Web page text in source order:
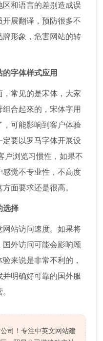
区和语言的差别造成误
展翻译，预防很多不
牌形象，危害网站的转
字体样式应用
常见的是宋体，大家
合起來的，宋体字用
可能影响到客户体验
要以罗马字体开展设
户浏览习惯性，如果不
感觉不专业性，不高度
面要求还是很高。
选择
站访问速度。如果将
外访问可能会影响顾
来说是非常不利的，
明确好可靠的国外服
司！专注中英文网站建